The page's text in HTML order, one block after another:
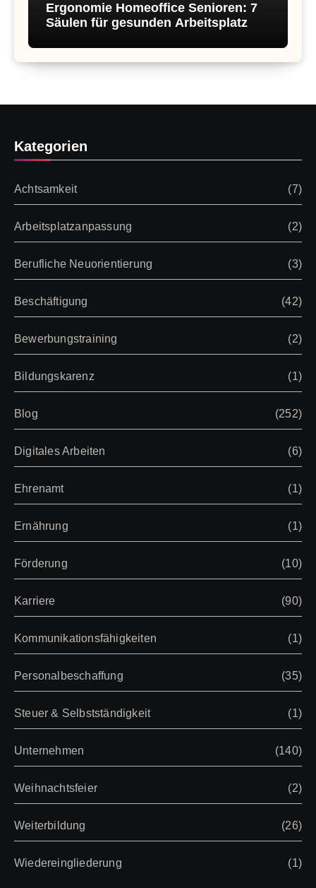
Ergonomie Homeoffice Senioren: 7
Säulen für gesunden Arbeitsplatz
Kategorien
Achtsamkeit (7)
Arbeitsplatzanpassung (2)
Berufliche Neuorientierung (3)
Beschäftigung (42)
Bewerbungstraining (2)
Bildungskarenz (1)
Blog (252)
Digitales Arbeiten (6)
Ehrenamt (1)
Ernährung (1)
Förderung (10)
Karriere (90)
Kommunikationsfähigkeiten (1)
Personalbeschaffung (35)
Steuer & Selbstständigkeit (1)
Unternehmen (140)
Weihnachtsfeier (2)
Weiterbildung (26)
Wiedereingliederung (1)